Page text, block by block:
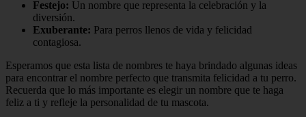
Festejo: Un nombre que representa la celebración y la
diversión.
Exuberante: Para perros llenos de vida y felicidad
contagiosa.
Esperamos que esta lista de nombres te haya brindado algunas ideas
para encontrar el nombre perfecto que transmita felicidad a tu perro.
Recuerda que lo más importante es elegir un nombre que te haga
feliz a ti y refleje la personalidad de tu mascota.